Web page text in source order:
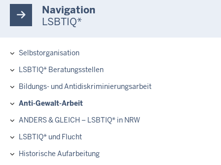
Navigation
LSBTIQ*
Selbstorganisation
LSBTIQ* Beratungsstellen
Bildungs- und Antidiskriminierungsarbeit
Anti-Gewalt-Arbeit
ANDERS & GLEICH – LSBTIQ* in NRW
LSBTIQ* und Flucht
Historische Aufarbeitung